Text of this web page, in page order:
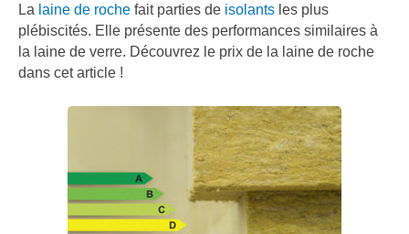
La laine de roche fait parties de isolants les plus
plébiscités. Elle présente des performances similaires à
la laine de verre. Découvrez le prix de la laine de roche
dans cet article !